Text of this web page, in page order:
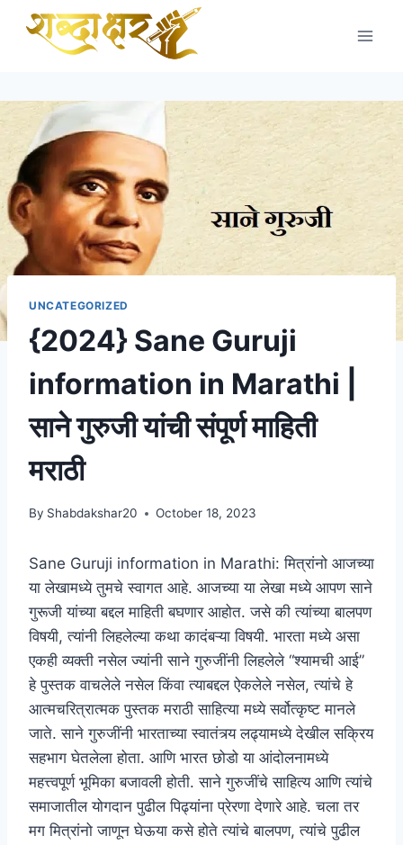
UNCATEGORIZED
{2024} Sane Guruji
information in Marathi |
साने गुरुजी यांची संपूर्ण माहिती
मराठी
By Shabdakshar20 October 18, 2023
Sane Guruji information in Marathi: मित्रांनो आजच्या
या लेखामध्ये तुमचे स्वागत आहे. आजच्या या लेखा मध्ये आपण साने
गुरूजी यांच्या बद्दल माहिती बघणार आहोत. जसे की त्यांच्या बालपण
विषयी, त्यांनी लिहलेल्या कथा कादंबऱ्या विषयी. भारता मध्ये असा
एकही व्यक्ती नसेल ज्यांनी साने गुरुजींनी लिहलेले “श्यामची आई”
हे पुस्तक वाचलेले नसेल किंवा त्याबद्दल ऐकलेले नसेल, त्यांचे हे
आत्मचरित्रात्मक पुस्तक मराठी साहित्या मध्ये सर्वोत्कृष्ट मानले
जाते. साने गुरुजींनी भारताच्या स्वातंत्र्य लढ्यामध्ये देखील सक्रिय
सहभाग घेतलेला होता. आणि भारत छोडो या आंदोलनामध्ये
महत्त्वपूर्ण भूमिका बजावली होती. साने गुरुजींचे साहित्य आणि त्यांचे
समाजातील योगदान पुढील पिढ्यांना प्रेरणा देणारे आहे. चला तर
मग मित्रांनो जाणून घेऊया कसे होते त्यांचे बालपण, त्यांचे पुढील